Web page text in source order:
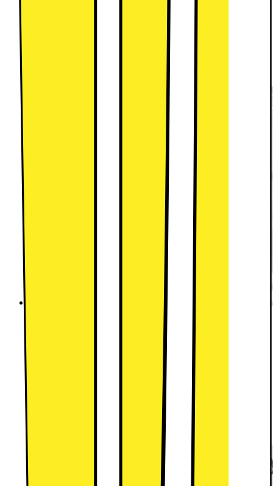
TrueSteam™ använder kokande vatten för att nå
alla ytor på disken i diskmaskinen för ett skinande
rent resultat. Rena vattenpartiklar av ånga bidrar
också till att minska vattenfläckar.
Tack vare Multi-Motion-sprayarmar och
högtrycksstrålar, har QuadWash™ maximal täckning
för att få allt rent första gången. Fyra sprayarmar
istället för två ger QuadWash™ en bättre prestanda
för att kunna rengöra all disk oavsett placering.